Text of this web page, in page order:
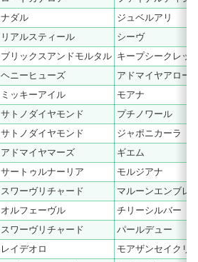
ナダル
ジュベルアリ
リアルスティール
シーヴ
ブリックスアンドモルタル キープシークレッ
ヘニーヒューズ
アドマイヤアロー
ミッキーアイル
モアナ
サトノダイヤモンド
プチノワール
サトノダイヤモンド
ジャポニカーラ
アドマイヤマーズ
ギエム
サートゥルナーリア
モルジアナ
スワーヴリチャード
マルーンエンブレ
オルフェーヴル
チリーシルバー
スワーヴリチャード
パールデュー
レイデオロ
モアザンセイクリ